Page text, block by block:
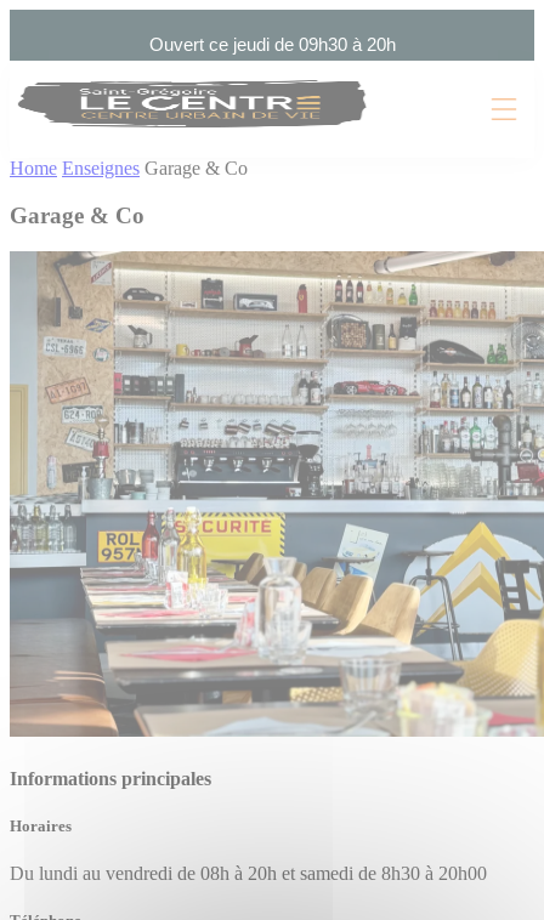
Cookies management panel
Ouvert ce jeudi de 09h30 à 20h
Home Enseignes Garage & Co
Garage & Co
Informations principales
Horaires
Du lundi au vendredi de 08h à 20h et samedi de 8h30 à 20h00